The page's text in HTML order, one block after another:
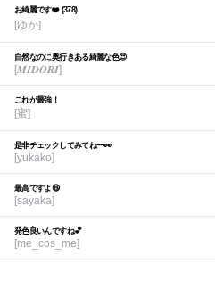
お綺麗です❤️ (378)
[ゆか]
自然なのに奥行きある綺麗な色😍
[𝑴𝑰𝑫𝑶𝑹𝑰]
これが最強！
[蜜]
是非チェックしてみてねー👀
[yukako]
最高ですよ😆
[sayaka]
発色良いんですね💕︎
[me_cos_me]